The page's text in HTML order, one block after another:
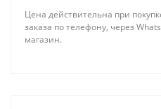
Цена действительна при
заказа по телефону, через
магазин.